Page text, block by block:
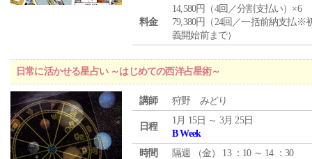
料金
14,580円（4回／分割支払い）×6
79,380円（24回／一括前納支払※
義開始前まで）
日常に活かせる星占い ～はじめての西洋占星術～
講師 狩野 みどり
日程
1月 15日 ～ 3月 25日
B Week
時間
隔週 （金） 13 ：10 ～ 14 ：30